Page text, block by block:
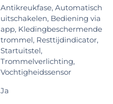
Antikreukfase, Automatisch
uitschakelen, Bediening via
app, Kledingbeschermende
trommel, Resttijdindicator,
Startuitstel,
Trommelverlichting,
Vochtigheidssensor
Ja